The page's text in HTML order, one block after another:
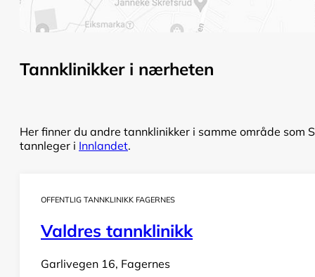
Tannklinikker i nærheten
Her finner du andre tannklinikker i samme område som
tannleger i Innlandet.
OFFENTLIG TANNKLINIKK FAGERNES
Valdres tannklinikk
Garlivegen 16, Fagernes